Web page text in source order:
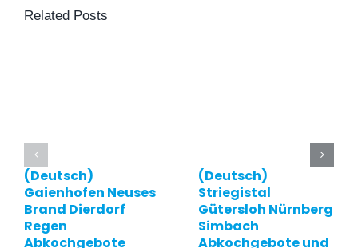
Related Posts
(Deutsch)
Gaienhofen Neuses
Brand Dierdorf
Regen
Abkochgebote
(Deutsch)
Striegistal
Gütersloh Nürnberg
Simbach
Abkochgebote und